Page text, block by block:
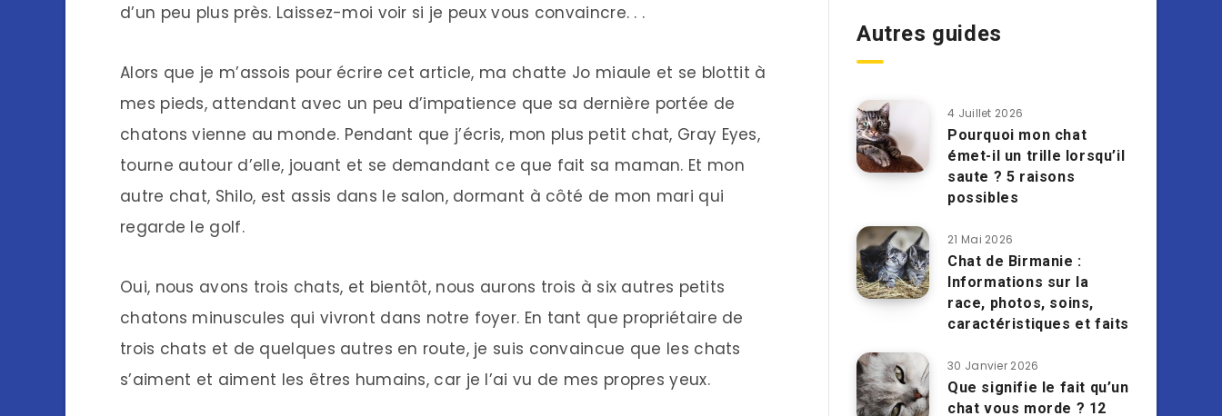
d’un peu plus près. Laissez-moi voir si je peux vous convaincre. . .
Alors que je m’assois pour écrire cet article, ma chatte Jo miaule et se blottit à
mes pieds, attendant avec un peu d’impatience que sa dernière portée de
chatons vienne au monde. Pendant que j’écris, mon plus petit chat, Gray Eyes,
tourne autour d’elle, jouant et se demandant ce que fait sa maman. Et mon
autre chat, Shilo, est assis dans le salon, dormant à côté de mon mari qui
regarde le golf.
Oui, nous avons trois chats, et bientôt, nous aurons trois à six autres petits
chatons minuscules qui vivront dans notre foyer. En tant que propriétaire de
trois chats et de quelques autres en route, je suis convaincue que les chats
s’aiment et aiment les êtres humains, car je l’ai vu de mes propres yeux.
Autres guides
4 Juillet 2026
Pourquoi mon chat
émet-il un trille lorsqu’il
saute ? 5 raisons
possibles
21 Mai 2026
Chat de Birmanie :
Informations sur la
race, photos, soins,
caractéristiques et faits
30 Janvier 2026
Que signifie le fait qu’un
chat vous morde ? 12